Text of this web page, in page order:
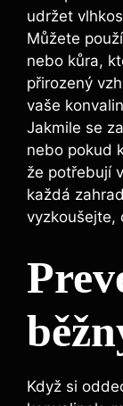
udržet
Můžete
nebo kůra,
přirozený
vaše
Jakmile se
nebo pokud
že potřebují
každá
vyzkoušejte,
Když si